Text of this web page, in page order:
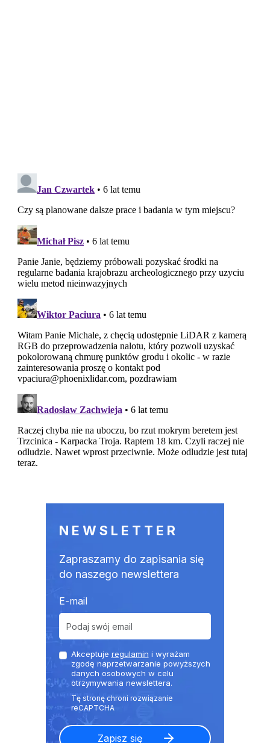
NEWSLETTER
Zapraszamy do zapisania się
do naszego newslettera
E-mail
Akceptuje regulamin i wyrażam
zgodę naprzetwarzanie powyższych
danych osobowych w celu
otrzymywania newslettera.